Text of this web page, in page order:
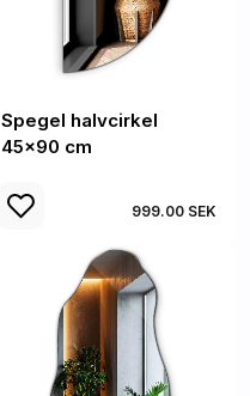
Spegel halvcirkel
45x90 cm
999.00 SEK